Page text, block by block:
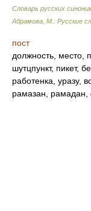
Словарь русских
Абрамова, М.: Русские
пост
должность, место,
шутцпункт, пикет,
работенка, уразу,
рамазан, рамадан,